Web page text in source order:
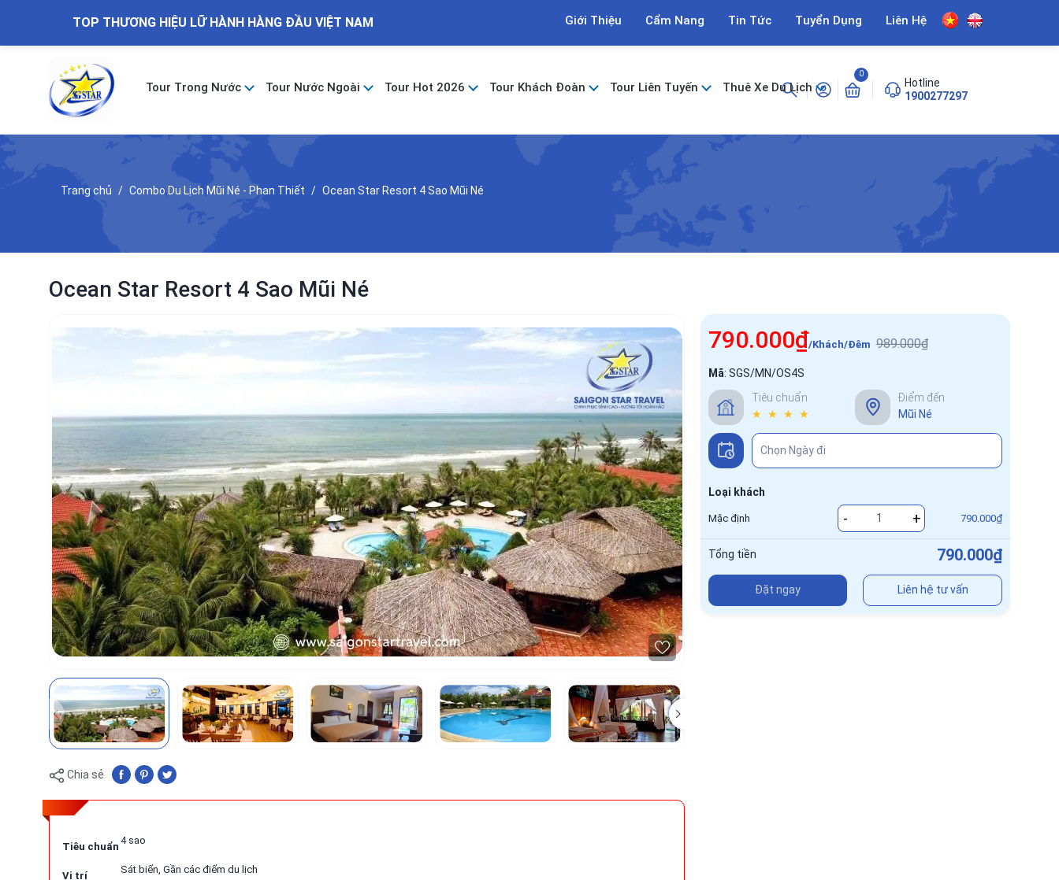
TOP THƯƠNG HIỆU LỮ HÀNH HÀNG ĐẦU VIỆT NAM Giới Thiệu Cẩm Nang Tin Tức Tuyển Dụng Liên Hệ
Tour Trong Nước Tour Nước Ngoài Tour Hot 2026 Tour Khách Đoàn Tour Liên Tuyến Thuê Xe Du Lịch
0
Hotline
1900277297
Trang chủ Combo Du Lịch Mũi Né - Phan Thiết Ocean Star Resort 4 Sao Mũi Né
Ocean Star Resort 4 Sao Mũi Né
Chia sẻ
Tiêu chuẩn
4 sao
Vị trí
Sát biển, Gần các điểm du lịch
790.000₫/Khách/Đêm 989.000₫
Mã: SGS/MN/OS4S
Tiêu chuẩn
★ ★ ★ ★
Điểm đến
Mũi Né
Loại khách
Mặc định - + 790.000₫
Tổng tiền 790.000₫
Đặt ngay Liên hệ tư vấn